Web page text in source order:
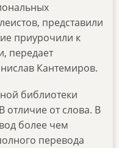
представили
приурочили к
передает
Кантемиров.
библиотеки
отличие от слова. В
более чем
перевода